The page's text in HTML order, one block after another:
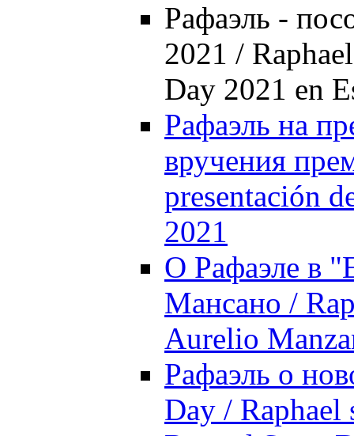
Рафаэль -
2021 /
Day 2021 en
Рафаэль на
вручения
presentación
2021
О Рафаэле в
Мансано /
Aurelio
Рафаэль о
Day / Raphael